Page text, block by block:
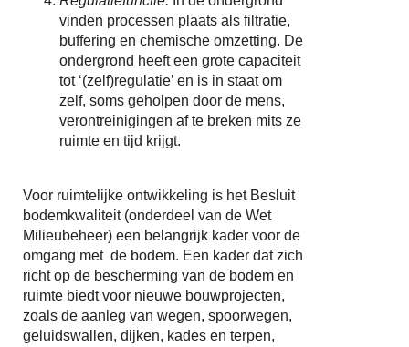
vinden processen plaats als filtratie,
buffering en chemische omzetting. De
ondergrond heeft een grote capaciteit
tot ‘(zelf)regulatie’ en is in staat om
zelf, soms geholpen door de mens,
verontreinigingen af te breken mits ze
ruimte en tijd krijgt.
Voor ruimtelijke ontwikkeling is het Besluit
bodemkwaliteit (onderdeel van de Wet
Milieubeheer) een belangrijk kader voor de
omgang met de bodem. Een kader dat zich
richt op de bescherming van de bodem en
ruimte biedt voor nieuwe bouwprojecten,
zoals de aanleg van wegen, spoorwegen,
geluidswallen, dijken, kades en terpen,